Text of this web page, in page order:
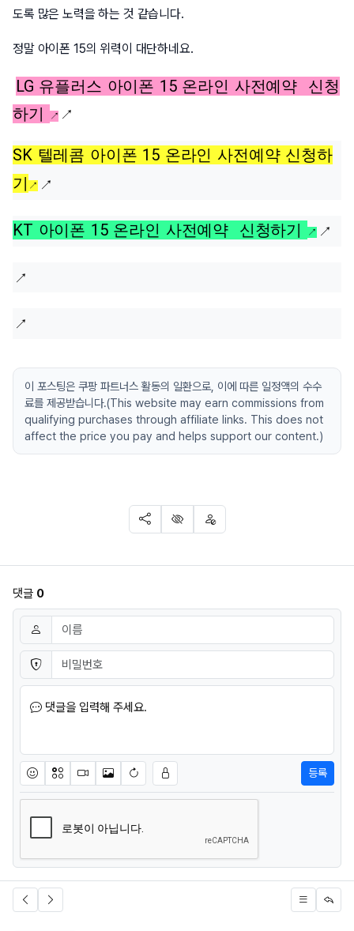
도록 많은 노력을 하는 것 같습니다.
정말 아이폰 15의 위력이 대단하네요.
LG 유플러스 아이폰 15 온라인 사전예약 신청
하기
↗
SK 텔레콤 아이폰 15 온라인 사전예약 신청하
기 ↗
KT 아이폰 15 온라인 사전예약 신청하기 ↗
이 포스팅은 쿠팡 파트너스 활동의 일환으로, 이에 따른 일정액의 수수
료를 제공받습니다.(This website may earn commissions from
qualifying purchases through affiliate links. This does not
affect the price you pay and helps support our content.)
SNS 공유
신고 차단
댓글 0
댓글쓰기
이름 필수
비밀번호 필수
댓글을 입력해 주세요.
이모티콘아이콘동영상이미지새댓글 작성
등록